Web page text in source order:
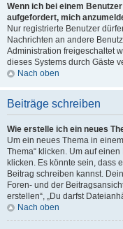
Wenn ich bei einem
aufgefordert, mich
Nur registrierte Benutzer
Nachrichten an andere
Administration freigeschaltet
dieses Systems durch Gäste
Nach oben
Beiträge schreiben
Wie erstelle ich ein neues
Um ein neues Thema in
Thema“ klicken. Um auf
klicken. Es könnte sein, dass
Beitrag schreiben kannst.
Foren- und der
erstellen“, „Du darfst
Nach oben